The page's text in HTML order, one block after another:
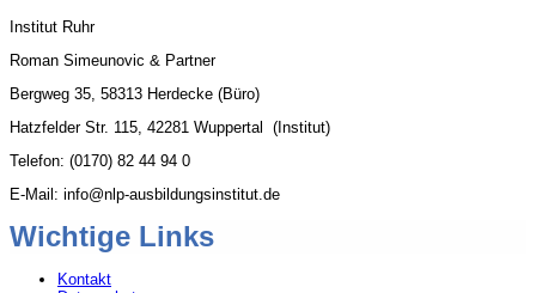
Institut Ruhr
Roman Simeunovic & Partner
Bergweg 35, 58313 Herdecke (Büro)
Hatzfelder Str. 115, 42281 Wuppertal (Institut)
Telefon: (0170) 82 44 94 0
E-Mail: info@nlp-ausbildungsinstitut.de
Wichtige Links
Kontakt